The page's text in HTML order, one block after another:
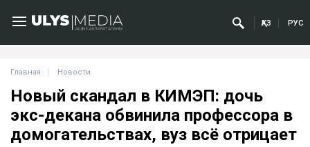
ҚАЗ РУС
Главная Новости
Новый скандал в КИМЭП: дочь
экс-декана обвинила профессора в
домогательствах, вуз всё отрицает